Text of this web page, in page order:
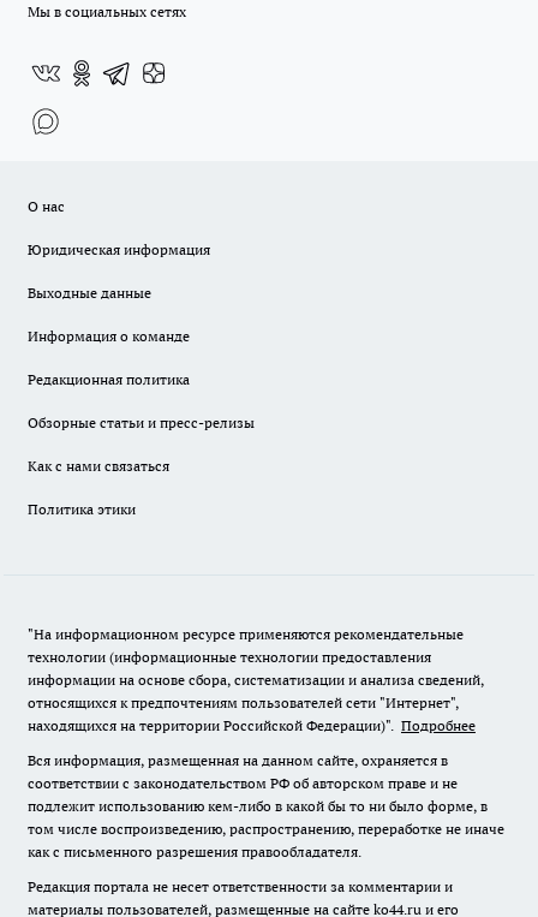
Мы в социальных сетях
О нас
Юридическая информация
Выходные данные
Информация о команде
Редакционная политика
Обзорные статьи и пресс-релизы
Как с нами связаться
Политика этики
"На информационном ресурсе применяются рекомендательные
технологии (информационные технологии предоставления
информации на основе сбора, систематизации и анализа сведений,
относящихся к предпочтениям пользователей сети "Интернет",
находящихся на территории Российской Федерации)". Подробнее
Вся информация, размещенная на данном сайте, охраняется в
соответствии с законодательством РФ об авторском праве и не
подлежит использованию кем-либо в какой бы то ни было форме, в
том числе воспроизведению, распространению, переработке не иначе
как с письменного разрешения правообладателя.
Редакция портала не несет ответственности за комментарии и
материалы пользователей, размещенные на сайте ko44.ru и его